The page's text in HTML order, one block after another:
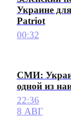
Украине
Patriot
00:32
СМИ:
одной из
22:36
8 АВГ